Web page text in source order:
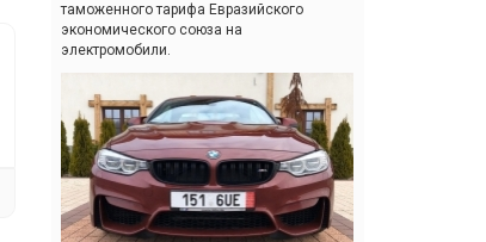
таможенного тарифа Евразийского
экономического союза на
электромобили.